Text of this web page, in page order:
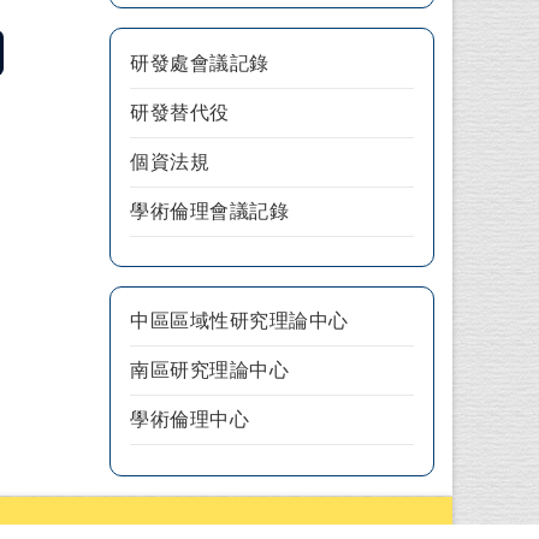
研發處會議記錄
研發替代役
個資法規
學術倫理會議記錄
中區區域性研究理論中心
南區研究理論中心
學術倫理中心